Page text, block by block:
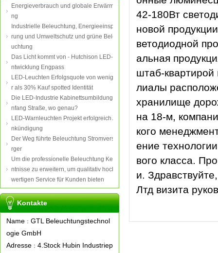
Energieverbrauch und globale Erwärmu
ng
Industrielle Beleuchtung, Energieeinspa
rung und Umweltschutz und grüne Bele
uchtung
Das Licht kommt von - Hutchison LED-E
ntwicklung Engpass
LED-Leuchten Erfolgsquote von wenige
r als 30% Kauf spotted Identität
Die LED-Industrie Kabinettsumbildung A
nfang Straße, wo genau?
LED-Warnleuchten Projekt erfolgreich A
nkündigung
Der Weg führte Beleuchtung Stromverso
rger
Um die professionelle Beleuchtung Ken
ntnisse zu erweitern, um qualitativ hoch
wertigen Service für Kunden bieten
Kontakte
Name ： GTL Beleuchtungstechnol
ogie GmbH
Adresse ： 4.Stock Hubin Industriep
42-180Вт
новой
ветодиодной
альная
штаб-квартирой
лиалы
хранилище
на 18-м,
кого
ение
вого класса.
и.
Лтд визита